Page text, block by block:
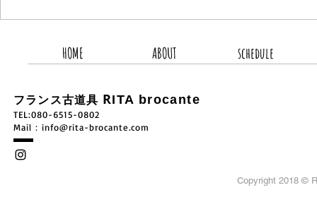
HOME ABOUT schedule
フランス古道具 RITA brocante
TEL:080-6515-0802
​Mail：info@rita-brocante.com
Copyright 2018 ©